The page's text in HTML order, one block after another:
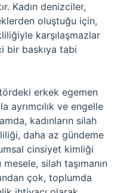
Kadın denizciler,
oluştuğu için,
karşılaşmazlar
bir baskıya tabi
erkek egemen
ayrımcılık ve engelle
kadınların silah
daha az gündeme
cinsiyet kimliği
silah taşımanın
çok, toplumda